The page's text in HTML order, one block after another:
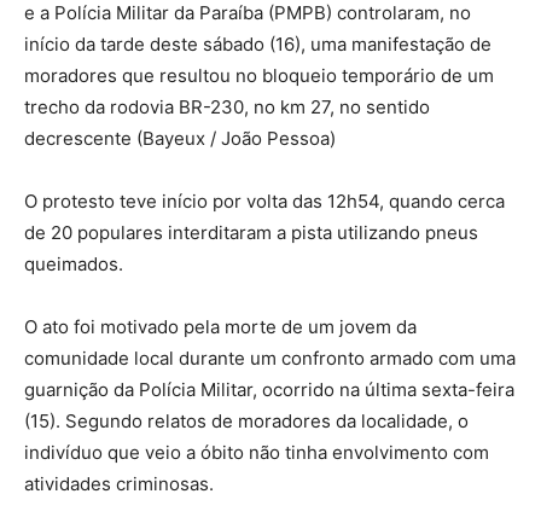
e a Polícia Militar da Paraíba (PMPB) controlaram, no
início da tarde deste sábado (16), uma manifestação de
moradores que resultou no bloqueio temporário de um
trecho da rodovia BR-230, no km 27, no sentido
decrescente (Bayeux / João Pessoa)
O protesto teve início por volta das 12h54, quando cerca
de 20 populares interditaram a pista utilizando pneus
queimados.
O ato foi motivado pela morte de um jovem da
comunidade local durante um confronto armado com uma
guarnição da Polícia Militar, ocorrido na última sexta-feira
(15). Segundo relatos de moradores da localidade, o
indivíduo que veio a óbito não tinha envolvimento com
atividades criminosas.